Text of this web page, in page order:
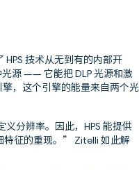
技术从无到有的内部开
源 —— 它能把 DLP 光源和激
，这个引擎的能量来自两个光
义分辨率。因此，HPS 能提供
特征的重现。” Zitelli 如此解